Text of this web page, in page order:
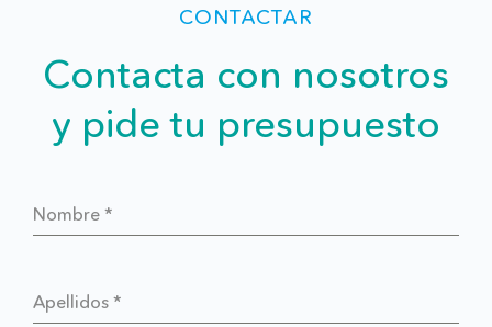
CONTACTAR
Contacta con nosotros
y pide tu presupuesto
Nombre *
Apellidos *